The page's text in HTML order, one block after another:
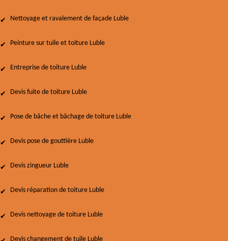
Nettoyage et ravalement de façade Luble
Peinture sur tuile et toiture Luble
Entreprise de toiture Luble
Devis fuite de toiture Luble
Pose de bâche et bâchage de toiture Luble
Devis pose de gouttière Luble
Devis zingueur Luble
Devis réparation de toiture Luble
Devis nettoyage de toiture Luble
Devis changement de tuile Luble